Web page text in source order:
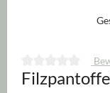
Durchschnittliche